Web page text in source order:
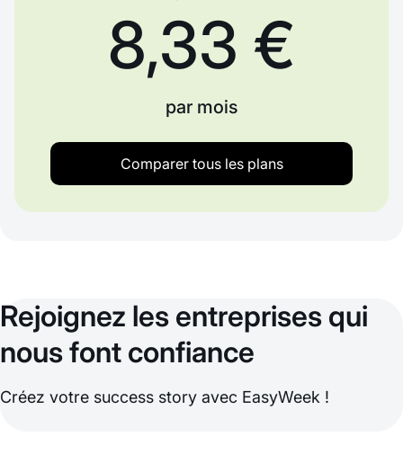
8,33 €
par mois
Comparer tous les plans
Rejoignez les entreprises qui
nous font confiance
Créez votre success story avec EasyWeek !